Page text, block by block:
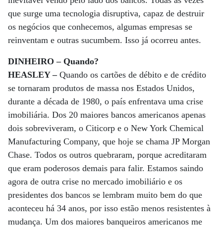
que surge uma tecnologia disruptiva, capaz de destruir
os negócios que conhecemos, algumas empresas se
reinventam e outras sucumbem. Isso já ocorreu antes.
DINHEIRO – Quando?
HEASLEY –Quando os cartões de débito e de crédito
se tornaram produtos de massa nos Estados Unidos,
durante a década de 1980, o país enfrentava uma crise
imobiliária. Dos 20 maiores bancos americanos apenas
dois sobreviveram, o Citicorp e o New York Chemical
Manufacturing Company, que hoje se chama JP Morgan
Chase. Todos os outros quebraram, porque acreditaram
que eram poderosos demais para falir. Estamos saindo
agora de outra crise no mercado imobiliário e os
presidentes dos bancos se lembram muito bem do que
aconteceu há 34 anos, por isso estão menos resistentes à
mudança. Um dos maiores banqueiros americanos me